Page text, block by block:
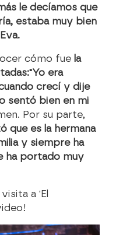
le decíamos que
estaba muy bien
cómo fue la
"Yo era
crecí y dije
sentó bien en mi
Por su parte,
que es la hermana
y siempre ha
ha portado muy
a 'El